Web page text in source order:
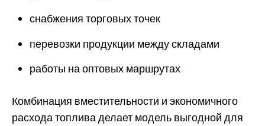
снабжения торговых точек
перевозки продукции между складами
работы на оптовых маршрутах
Комбинация вместительности и экономичного
расхода топлива делает модель выгодной для